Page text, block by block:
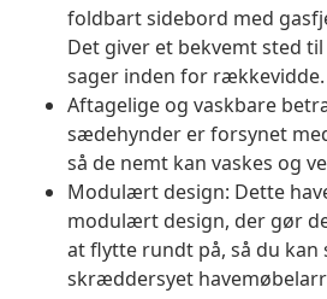
foldbart sidebord med
Det giver et bekvemt sted
sager inden for rækkevidde.
Aftagelige og vaskbare
sædehynder er forsynet
så de nemt kan vaskes og
Modulært design: Dette
modulært design, der gør
at flytte rundt på, så du kan
skræddersyet